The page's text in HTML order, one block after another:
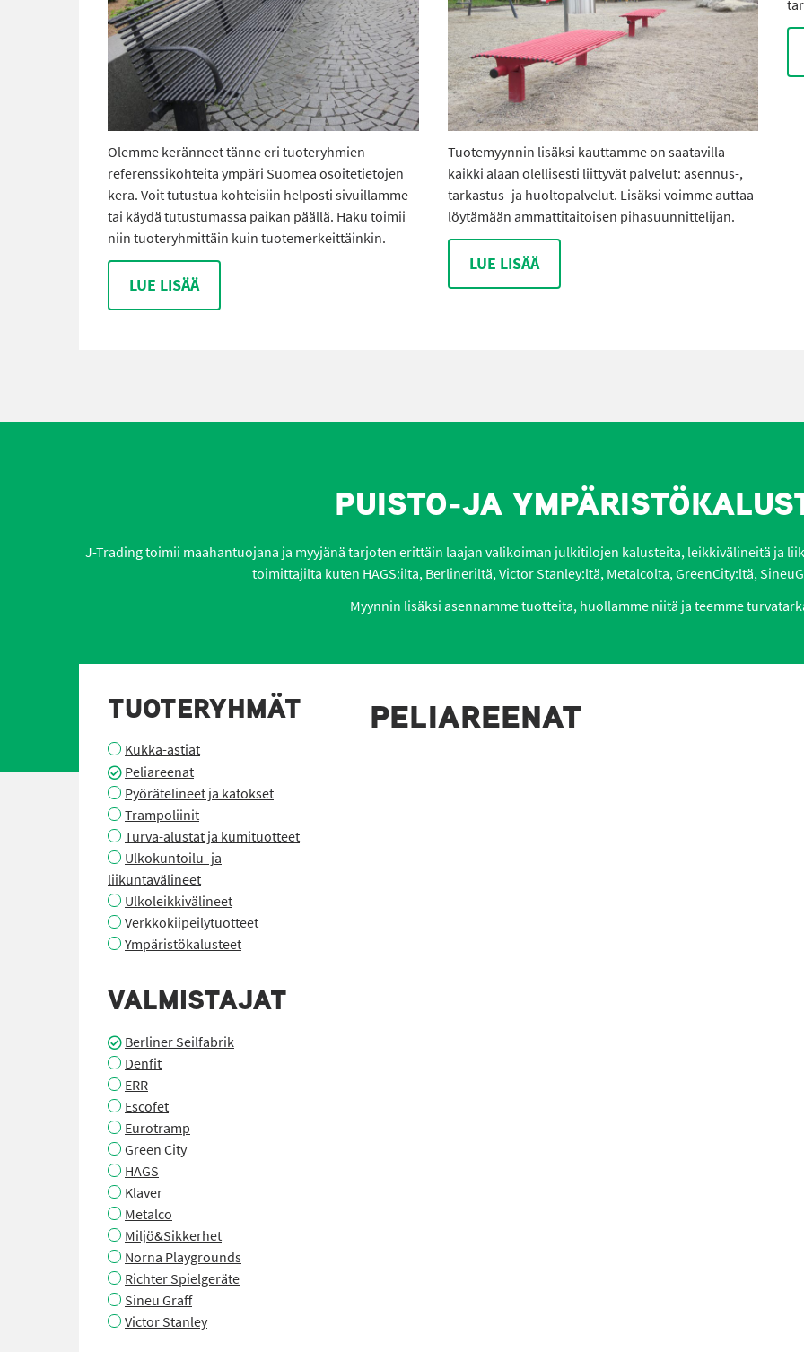
Olemme keränneet tänne eri tuoteryhmien
referenssikohteita ympäri Suomea osoitetietojen
kera. Voit tutustua kohteisiin helposti sivuillamme
tai käydä tutustumassa paikan päällä. Haku toimii
niin tuoteryhmittäin kuin tuotemerkeittäinkin.
LUE LISÄÄ
Tuotemyynnin lisäksi kauttamme on saatavilla
kaikki alaan olellisesti liittyvät palvelut: asennus-,
tarkastus- ja huoltopalvelut. Lisäksi voimme auttaa
löytämään ammattitaitoisen pihasuunnittelijan.
LUE LISÄÄ
PUISTO-JA
J-Trading toimii maahantuojana ja myyjänä tarjoten erittäin laajan valikoiman julkitilojen kalusteita, leikkivälineitä ja
toimittajilta kuten HAGS:ilta, Berlineriltä, Victor Stanley:ltä, Metalcolta, GreenCity:ltä,
Myynnin lisäksi asennamme tuotteita, huollamme niitä ja teemme
TUOTERYHMÄT
Kukka-astiat
Peliareenat
Pyörätelineet ja katokset
Trampoliinit
Turva-alustat ja kumituotteet
Ulkokuntoilu- ja
liikuntavälineet
Ulkoleikkivälineet
Verkkokiipeilytuotteet
Ympäristökalusteet
VALMISTAJAT
Berliner Seilfabrik
Denfit
ERR
Escofet
Eurotramp
Green City
HAGS
Klaver
Metalco
Miljö&Sikkerhet
Norna Playgrounds
Richter Spielgeräte
Sineu Graff
Victor Stanley
PELIAREENAT